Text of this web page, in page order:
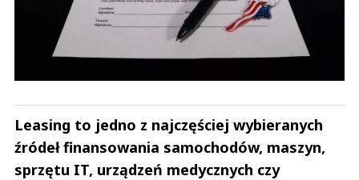
Leasing to jedno z najczęściej wybieranych
źródeł finansowania samochodów, maszyn,
sprzętu IT, urządzeń medycznych czy